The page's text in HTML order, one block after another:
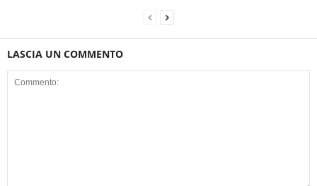
LASCIA UN COMMENTO